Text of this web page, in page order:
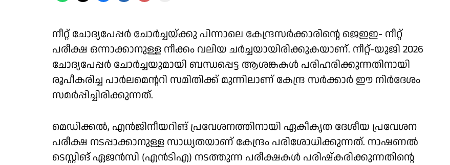
നീറ്റ് ചോദ്യപേപ്പർ ചോർച്ചയ്ക്കു പിന്നാലെ കേന്ദ്രസർക്കാരിന്റെ ജെഇഇ- നീറ്റ്
പരീക്ഷ ഒന്നാക്കാനുള്ള നീക്കം വലിയ ചർച്ചയായിരിക്കുകയാണ്. നീറ്റ്-യുജി 2026
ചോദ്യപേപ്പർ ചോർച്ചയുമായി ബന്ധപ്പെട്ട ആശങ്കകൾ പരിഹരിക്കുന്നതിനായി
രൂപീകരിച്ച പാർലമെന്ററി സമിതിക്ക് മുന്നിലാണ് കേന്ദ്ര സർക്കാർ ഈ നിർദേശം
സമർപ്പിച്ചിരിക്കുന്നത്.
മെഡിക്കൽ, എൻജിനീയറിങ് പ്രവേശനത്തിനായി ഏകീകൃത ദേശീയ പ്രവേശന
പരീക്ഷ നടപ്പാക്കാനുള്ള സാധ്യതയാണ് കേന്ദ്രം പരിശോധിക്കുന്നത്. നാഷണൽ
ടെസ്റ്റിങ് ഏജൻസി (എൻടിഎ) നടത്തുന്ന പരീക്ഷകൾ പരിഷ്കരിക്കുന്നതിന്റെ